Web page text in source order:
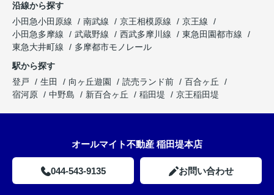
沿線から探す
小田急小田原線
南武線 京王相模原線
京王線
小田急多摩線
武蔵野線 西武多摩川線
東急田園都市線
東急大井町線
多摩都市モノレール
駅から探す
登戸
生田 向ヶ丘遊園 読売ランド前
百合ヶ丘
宿河原
中野島 新百合ヶ丘 稲田堤 京王稲田堤
オールマイト不動産 稲田堤本店
044-543-9135 お問い合わせ